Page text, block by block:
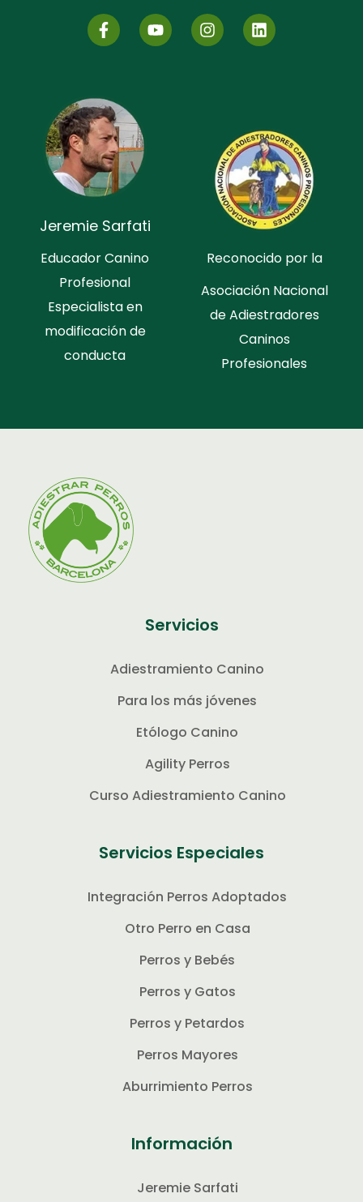
Jeremie Sarfati
Educador Canino
Profesional
Especialista en
modificación de
conducta
Reconocido por la
Asociación Nacional
de Adiestradores
Caninos
Profesionales
Servicios
Adiestramiento Canino
Para los más jóvenes
Etólogo Canino
Agility Perros
Curso Adiestramiento Canino
Servicios Especiales
Integración Perros Adoptados
Otro Perro en Casa
Perros y Bebés
Perros y Gatos
Perros y Petardos
Perros Mayores
Aburrimiento Perros
Información
Jeremie Sarfati